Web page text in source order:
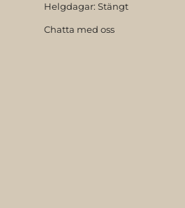
Helgdagar: Stängt
Chatta med oss